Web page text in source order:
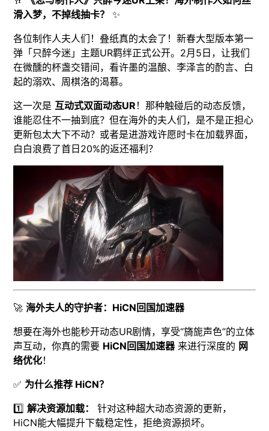
滑入梦，不掉线抽卡？
✨
各位制作人夫人们！叠纸真的太会了！新春大型版本第一
弹「只醉今迷」主题UR羁绊正式公开。2月5日，让我们
在微醺的杯盏交错间，看许墨的温酿、李泽言的酌言、白
起的溺欢、周棋洛的渴慕。
这一次是互动式双面动态UR ！那种触碰后的动态反馈，
谁能忍住不一抽到底？但在海外的夫人们，是不是正担心
更新包太大下不动？或者是进游戏许愿时卡在加载界面，
白白浪费了首日20%的返还福利？
🚀海外夫人的守护者：HiCN回国加速器
想要在海外也能秒开动态UR剧情，享受“旖旎声色”的立体
声互动，你真的需要 HiCN回国加速器来进行深度的 网
络优化！
✅ 为什么推荐 HiCN？
1️⃣解决资源加载：
针对这种超大动态资源的更新，
HiCN能大幅提升下载稳定性，拒绝资源损坏。